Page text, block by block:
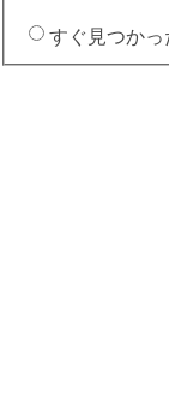
すぐ見つかっ